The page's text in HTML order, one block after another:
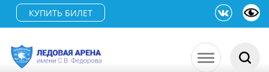
КУПИТЬ БИЛЕТ